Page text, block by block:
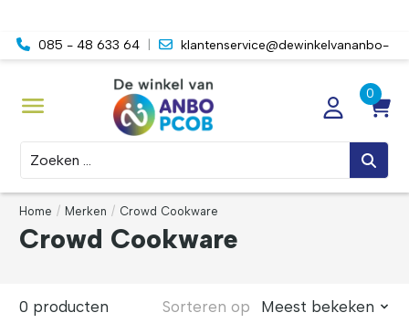
085 - 48 633 64
klantenservice@dewinkelvananbo-
Zoeken
Home / Merken / Crowd Cookware
Crowd Cookware
0 producten Sorteren op
Meest bekeken